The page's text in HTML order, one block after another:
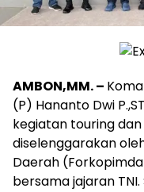
AMBON,MM. –
(P) Hananto Dwi
kegiatan touring
diselenggarakan
Daerah
bersama jajaran